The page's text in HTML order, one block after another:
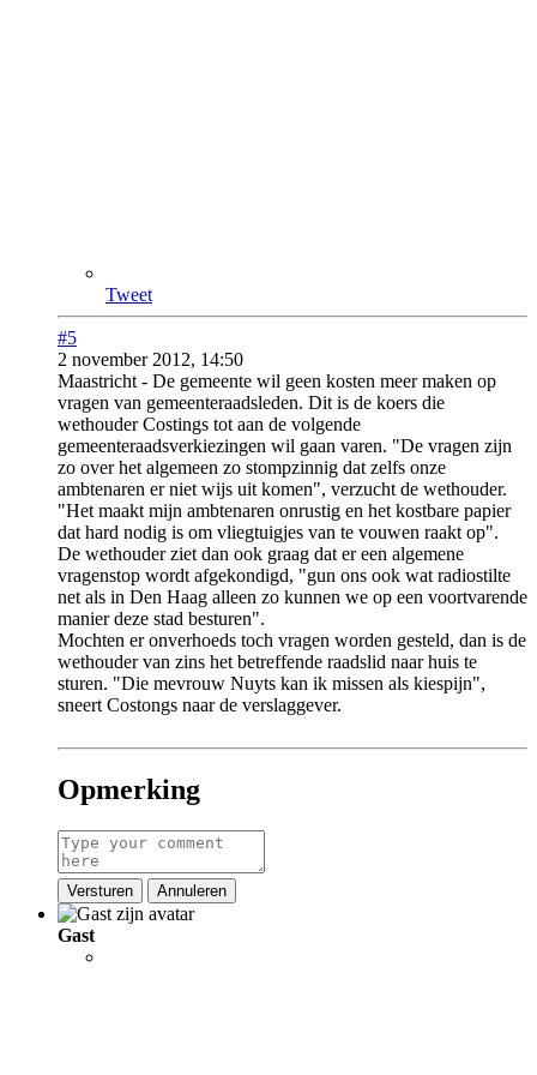
Tweet
#5
2 november 2012, 14:50
Maastricht - De gemeente wil geen kosten meer maken op
vragen van gemeenteraadsleden. Dit is de koers die
wethouder Costings tot aan de volgende
gemeenteraadsverkiezingen wil gaan varen. "De vragen zijn
zo over het algemeen zo stompzinnig dat zelfs onze
ambtenaren er niet wijs uit komen", verzucht de wethouder.
"Het maakt mijn ambtenaren onrustig en het kostbare papier
dat hard nodig is om vliegtuigjes van te vouwen raakt op".
De wethouder ziet dan ook graag dat er een algemene
vragenstop wordt afgekondigd, "gun ons ook wat radiostilte
net als in Den Haag alleen zo kunnen we op een voortvarende
manier deze stad besturen".
Mochten er onverhoeds toch vragen worden gesteld, dan is de
wethouder van zins het betreffende raadslid naar huis te
sturen. "Die mevrouw Nuyts kan ik missen als kiespijn",
sneert Costongs naar de verslaggever.
Opmerking
Versturen Annuleren
Gast